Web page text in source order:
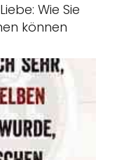
Wie Sie
können